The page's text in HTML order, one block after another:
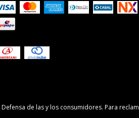
Defensa de las y los consumidores. Para